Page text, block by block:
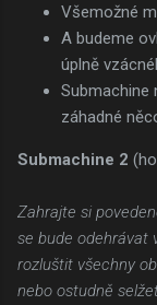
Všemožné
A budeme
úplně
Submachine
záhadné
Submachine 2
Zahrajte si
se bude odehrávat
rozluštit všechny
nebo ostudně